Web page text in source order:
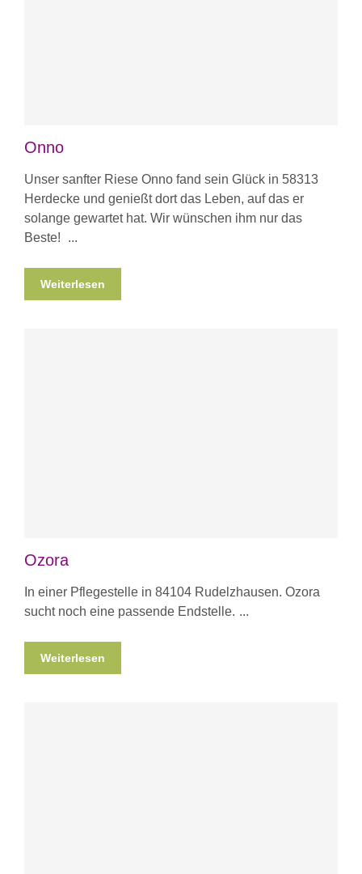
Onno
Unser sanfter Riese Onno fand sein Glück in ⁠58313
Herdecke und genießt dort das Leben, auf das er
solange gewartet hat. Wir wünschen ihm nur das
Beste!
Weiterlesen
Ozora
In einer Pflegestelle in 84104 Rudelzhausen. Ozora
sucht noch eine passende Endstelle.
Weiterlesen